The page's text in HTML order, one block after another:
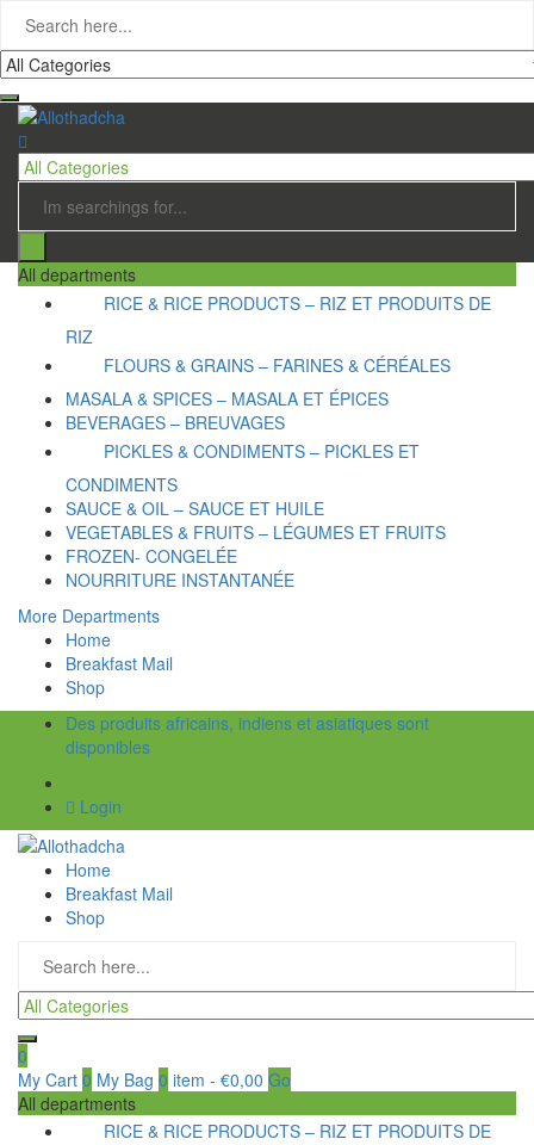
All departments
RICE & RICE PRODUCTS – RIZ ET PRODUITS DE
RIZ
FLOURS & GRAINS – FARINES & CÉRÉALES
MASALA & SPICES – MASALA ET ÉPICES
BEVERAGES – BREUVAGES
PICKLES & CONDIMENTS – PICKLES ET
CONDIMENTS
SAUCE & OIL – SAUCE ET HUILE
VEGETABLES & FRUITS – LÉGUMES ET FRUITS
FROZEN- CONGELÉE
NOURRITURE INSTANTANÉE
More Departments
Home
Breakfast Mail
Shop
Des produits africains, indiens et asiatiques sont
disponibles
Login
Home
Breakfast Mail
Shop
0
My Cart 0 My Bag 0 item - €0,00 Go
All departments
RICE & RICE PRODUCTS – RIZ ET PRODUITS DE